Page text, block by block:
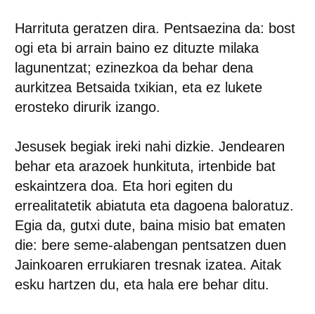
Harrituta geratzen dira. Pentsaezina da: bost
ogi eta bi arrain baino ez dituzte milaka
lagunentzat; ezinezkoa da behar dena
aurkitzea Betsaida txikian, eta ez lukete
erosteko dirurik izango.
Jesusek begiak ireki nahi dizkie. Jendearen
behar eta arazoek hunkituta, irtenbide bat
eskaintzera doa. Eta hori egiten du
errealitatetik abiatuta eta dagoena baloratuz.
Egia da, gutxi dute, baina misio bat ematen
die: bere seme-alabengan pentsatzen duen
Jainkoaren errukiaren tresnak izatea. Aitak
esku hartzen du, eta hala ere behar ditu.